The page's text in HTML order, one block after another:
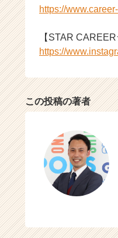
https://
【STAR
https://
この投稿の著者